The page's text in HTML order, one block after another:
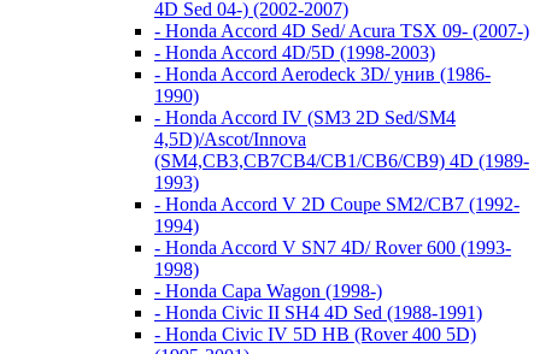
4D Sed 04-) (2002-2007)
- Honda Accord 4D Sed/ Acura TSX 09- (2007-)
- Honda Accord 4D/5D (1998-2003)
- Honda Accord Aerodeck 3D/ унив (1986-
1990)
- Honda Accord IV (SM3 2D Sed/SM4
4,5D)/Ascot/Innova
(SM4,CB3,CB7CB4/CB1/CB6/CB9) 4D (1989-
1993)
- Honda Accord V 2D Coupe SM2/CB7 (1992-
1994)
- Honda Accord V SN7 4D/ Rover 600 (1993-
1998)
- Honda Capa Wagon (1998-)
- Honda Civic II SH4 4D Sed (1988-1991)
- Honda Civic IV 5D HB (Rover 400 5D)